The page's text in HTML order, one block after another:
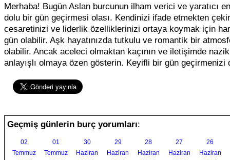
Merhaba! Bugün Aslan burcunun ilham verici ve yaratıcı
dolu bir gün geçirmesi olası. Kendinizi ifade etmekten
cesaretinizi ve liderlik özelliklerinizi ortaya koymak için
gün olabilir. Aşk hayatınızda tutkulu ve romantik bir
olabilir. Ancak aceleci olmaktan kaçının ve iletişimde
anlayışlı olmaya özen gösterin. Keyifli bir gün geçirmenizi
Geçmiş günlerin burç yorumları:
02
Temmuz
01
Temmuz
30
Haziran
29
Haziran
28
Haziran
27
Haziran
26
Haziran